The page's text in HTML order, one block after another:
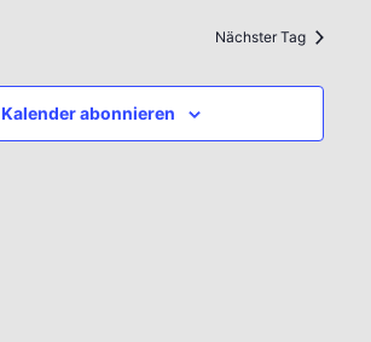
Nächster Tag
Kalender abonnieren